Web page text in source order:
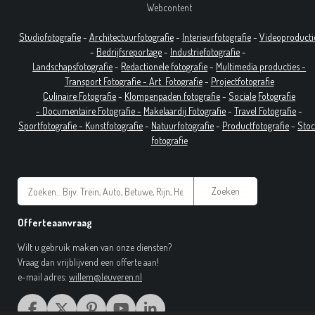
Webcontent
Studiofotografie- Architectuurfotografie- Interieurfotografie-
- Bedrijfsreportage- Industriefotografie-
Landschapsfotografie- Redactionele fotografie- Multimedia producties -
Transport Fotografie - Art Fotografie- Projectfotografie
Culinaire Fotografie- Klompenpaden fotografie-Sociale Fotografie
- Documentaire Fotografie- Makelaardij Fotografie-Travel Fotografie-
Sportfotografie - Kunstfotografie- Natuurfotografie- Productfotografie-
fotografie
Zoeken
Offerteaanvraag
Wilt u gebruik maken van onze diensten?
Vraag dan vrijblijvend een offerte aan!
e-mail adres: willem@leuveren.nl